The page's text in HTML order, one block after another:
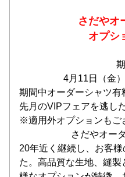
さだやオ
オプシ
4月11日（金
期間中オーダーシャツ
先月のVIPフェアを逃し
※適用外オプションもご
さだやオー
20年近く継続し、お客
た。高品質な生地、縫